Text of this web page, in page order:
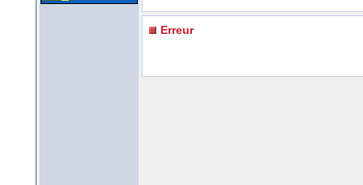
Erreur